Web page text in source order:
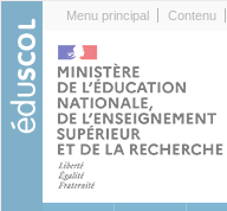
Menu principal Contenu